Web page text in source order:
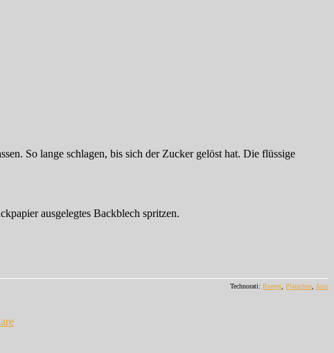
So lange schlagen, bis sich der Zucker gelöst hat. Die flüssige
ausgelegtes Backblech spritzen.
Technorati: Rezept, Plätzchen, Anis
noch